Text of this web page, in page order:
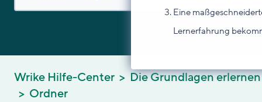
Eine
Lernerfahrung
Wrike Hilfe-Center
Die Grundlagen erlernen
Ordner